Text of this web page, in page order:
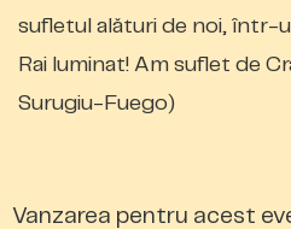
sufletul alături de noi, într-
Rai luminat! Am suflet de
Surugiu-Fuego)
Vanzarea pentru acest